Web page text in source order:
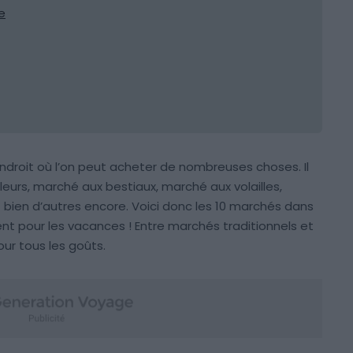
où l’on peut acheter de nombreuses choses. Il
marché aux bestiaux, marché aux volailles,
d’autres encore. Voici donc les 10 marchés dans
pour les vacances ! Entre marchés traditionnels et
tous les goûts.